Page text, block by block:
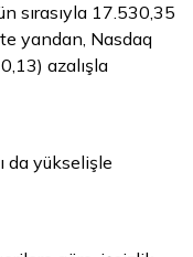
sırasıyla 17.530,35
yandan, Nasdaq
azalışla
da yükselişle